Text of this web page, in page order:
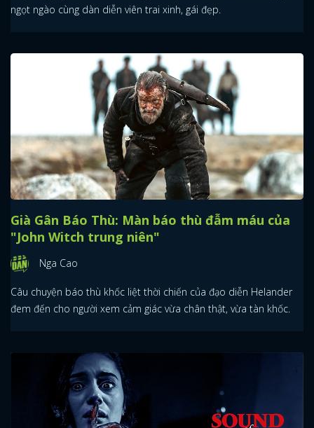
ngọt ngào cùng dàn diễn viên trai xinh, gái đẹp.
Già Gân Báo Thù: Màn báo thù đẫm máu của
"John Witch trung niên"
Nga Cao
Câu chuyện báo thù khốc liệt thời chiến của đạo diễn Helander
đem đến cho người xem cảm giác vừa chân thật, vừa tàn khốc.